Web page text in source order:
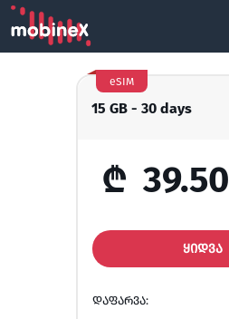
15 GB - 30 days
eSIM
₾ 39.50
ᲧᲘᲓᲕᲐ
ᲓᲐᲤᲐᲠᲕᲐ: